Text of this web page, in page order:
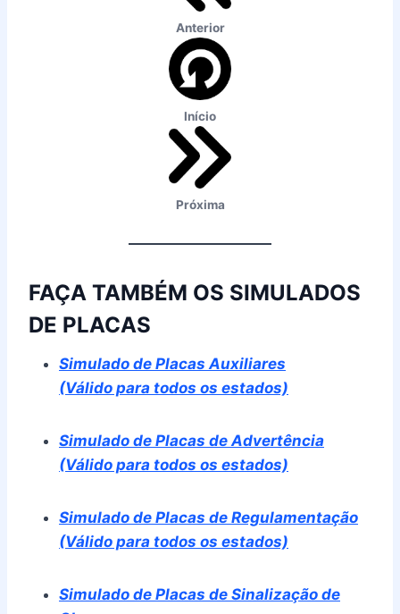
Anterior
Início
Próxima
FAÇA TAMBÉM OS SIMULADOS
DE PLACAS
Simulado de Placas Auxiliares
(Válido para todos os estados)
Simulado de Placas de Advertência
(Válido para todos os estados)
Simulado de Placas de Regulamentação
(Válido para todos os estados)
Simulado de Placas de Sinalização de